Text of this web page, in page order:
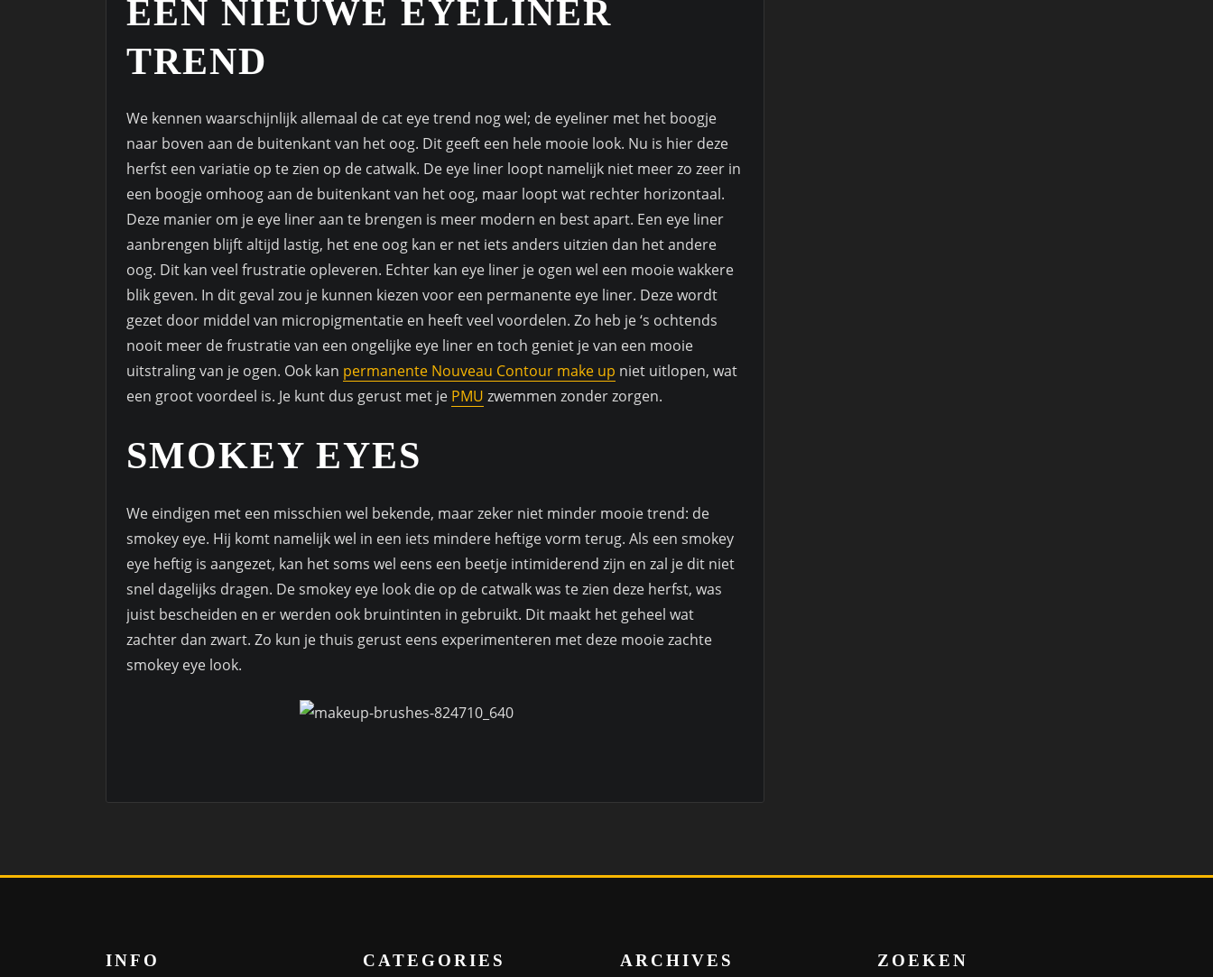
EEN NIEUWE EYELINER
TREND
We kennen waarschijnlijk allemaal de cat eye trend nog wel; de eyeliner met het boogje
naar boven aan de buitenkant van het oog. Dit geeft een hele mooie look. Nu is hier deze
herfst een variatie op te zien op de catwalk. De eye liner loopt namelijk niet meer zo zeer in
een boogje omhoog aan de buitenkant van het oog, maar loopt wat rechter horizontaal.
Deze manier om je eye liner aan te brengen is meer modern en best apart. Een eye liner
aanbrengen blijft altijd lastig, het ene oog kan er net iets anders uitzien dan het andere
oog. Dit kan veel frustratie opleveren. Echter kan eye liner je ogen wel een mooie wakkere
blik geven. In dit geval zou je kunnen kiezen voor een permanente eye liner. Deze wordt
gezet door middel van micropigmentatie en heeft veel voordelen. Zo heb je ‘s ochtends
nooit meer de frustratie van een ongelijke eye liner en toch geniet je van een mooie
uitstraling van je ogen. Ook kan permanente Nouveau Contour make up niet uitlopen, wat
een groot voordeel is. Je kunt dus gerust met je PMU zwemmen zonder zorgen.
SMOKEY EYES
We eindigen met een misschien wel bekende, maar zeker niet minder mooie trend: de
smokey eye. Hij komt namelijk wel in een iets mindere heftige vorm terug. Als een smokey
eye heftig is aangezet, kan het soms wel eens een beetje intimiderend zijn en zal je dit niet
snel dagelijks dragen. De smokey eye look die op de catwalk was te zien deze herfst, was
juist bescheiden en er werden ook bruintinten in gebruikt. Dit maakt het geheel wat
zachter dan zwart. Zo kun je thuis gerust eens experimenteren met deze mooie zachte
smokey eye look.
INFO CATEGORIES ARCHIVES ZOEKEN